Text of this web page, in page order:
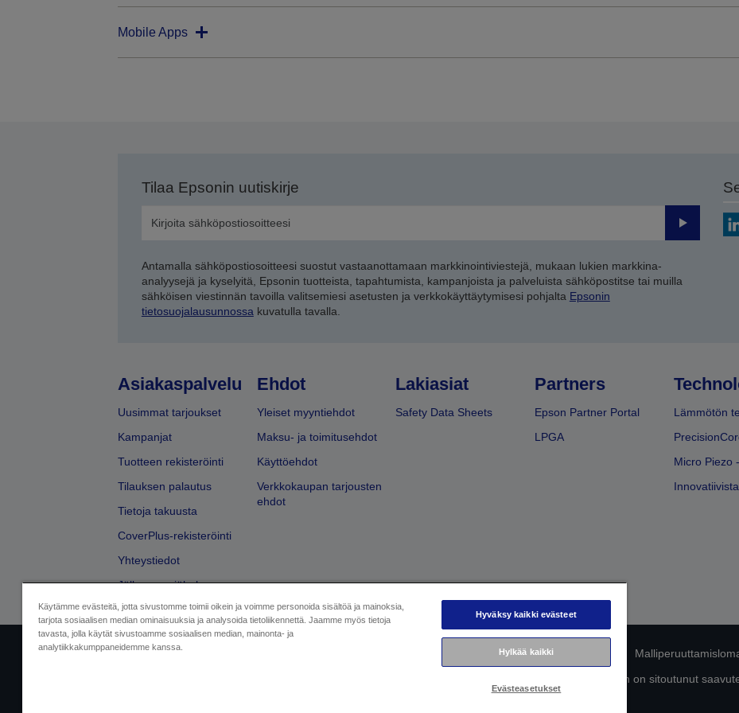
Mobile Apps
Tilaa Epsonin uutiskirje
Lähetä
Antamalla sähköpostiosoitteesi suostut vastaanottamaan markkinointiviestejä, mukaan lukien markkina-
analyysejä ja kyselyitä, Epsonin tuotteista, tapahtumista, kampanjoista ja palveluista sähköpostitse tai muilla
sähköisen viestinnän tavoilla valitsemiesi asetusten ja verkkokäyttäytymisesi pohjalta Epsonin
tietosuojalausunnossakuvatulla tavalla.
Asiakaspalvelu
Uusimmat tarjoukset
Kampanjat
Tuotteen rekisteröinti
Tilauksen palautus
Tietoja takuusta
CoverPlus-rekisteröinti
Yhteystiedot
Jälleenmyyjähaku
Ehdot
Yleiset myyntiehdot
Maksu- ja toimitusehdot
Käyttöehdot
Verkkokaupan tarjousten
ehdot
Lakiasiat
Safety Data Sheets
Partners
Epson Partner Portal
LPGA
Lämmötön
Micro Piezo
Yritystiedot Tietosuojailmoitus
Epson on sitoutunut
Käytämme evästeitä, jotta sivustomme toimii oikein ja voimme personoida sisältöä ja mainoksia,
tarjota sosiaalisen median ominaisuuksia ja analysoida tietoliikennettä. Jaamme myös tietoja
tavasta, jolla käytät sivustoamme sosiaalisen median, mainonta- ja
analytiikkakumppaneidemme kanssa.
Hyväksy kaikki evästeet
Hylkää kaikki
Evästeasetukset